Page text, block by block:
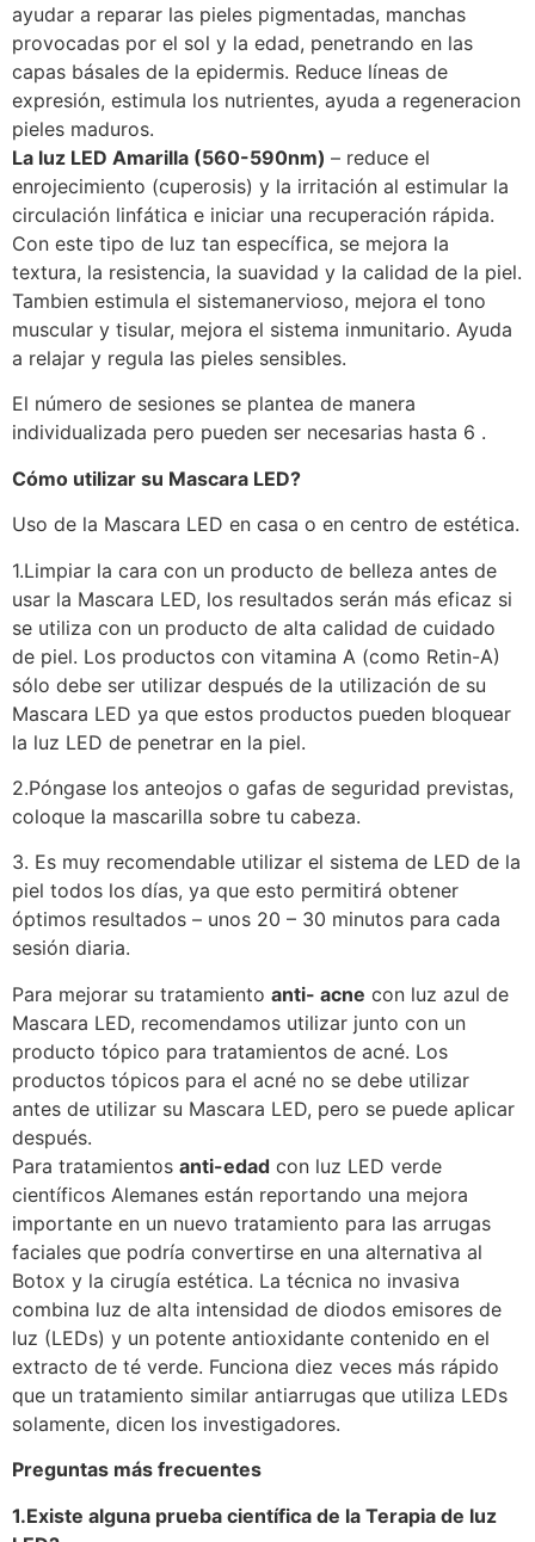
ayudar a reparar las pieles pigmentadas, manchas
provocadas por el sol y la edad, penetrando en las
capas básales de la epidermis. Reduce líneas de
expresión, estimula los nutrientes, ayuda a regeneracion
pieles maduros.
La luz LED Amarilla (560-590nm) – reduce el
enrojecimiento (cuperosis) y la irritación al estimular la
circulación linfática e iniciar una recuperación rápida.
Con este tipo de luz tan específica, se mejora la
textura, la resistencia, la suavidad y la calidad de la piel.
Tambien estimula el sistemanervioso, mejora el tono
muscular y tisular, mejora el sistema inmunitario. Ayuda
a relajar y regula las pieles sensibles.
El número de sesiones se plantea de manera
individualizada pero pueden ser necesarias hasta 6 .
Cómo utilizar su Mascara LED?
Uso de la Mascara LED en casa o en centro de estética.
1.Limpiar la cara con un producto de belleza antes de
usar la Mascara LED, los resultados serán más eficaz si
se utiliza con un producto de alta calidad de cuidado
de piel. Los productos con vitamina A (como Retin-A)
sólo debe ser utilizar después de la utilización de su
Mascara LED ya que estos productos pueden bloquear
la luz LED de penetrar en la piel.
2.Póngase los anteojos o gafas de seguridad previstas,
coloque la mascarilla sobre tu cabeza.
3. Es muy recomendable utilizar el sistema de LED de la
piel todos los días, ya que esto permitirá obtener
óptimos resultados – unos 20 – 30 minutos para cada
sesión diaria.
Para mejorar su tratamiento anti- acne con luz azul de
Mascara LED, recomendamos utilizar junto con un
producto tópico para tratamientos de acné. Los
productos tópicos para el acné no se debe utilizar
antes de utilizar su Mascara LED, pero se puede aplicar
después.
Para tratamientos anti-edad con luz LED verde
científicos Alemanes están reportando una mejora
importante en un nuevo tratamiento para las arrugas
faciales que podría convertirse en una alternativa al
Botox y la cirugía estética. La técnica no invasiva
combina luz de alta intensidad de diodos emisores de
luz (LEDs) y un potente antioxidante contenido en el
extracto de té verde. Funciona diez veces más rápido
que un tratamiento similar antiarrugas que utiliza LEDs
solamente, dicen los investigadores.
Preguntas más frecuentes
1.Existe alguna prueba científica de la Terapia de luz